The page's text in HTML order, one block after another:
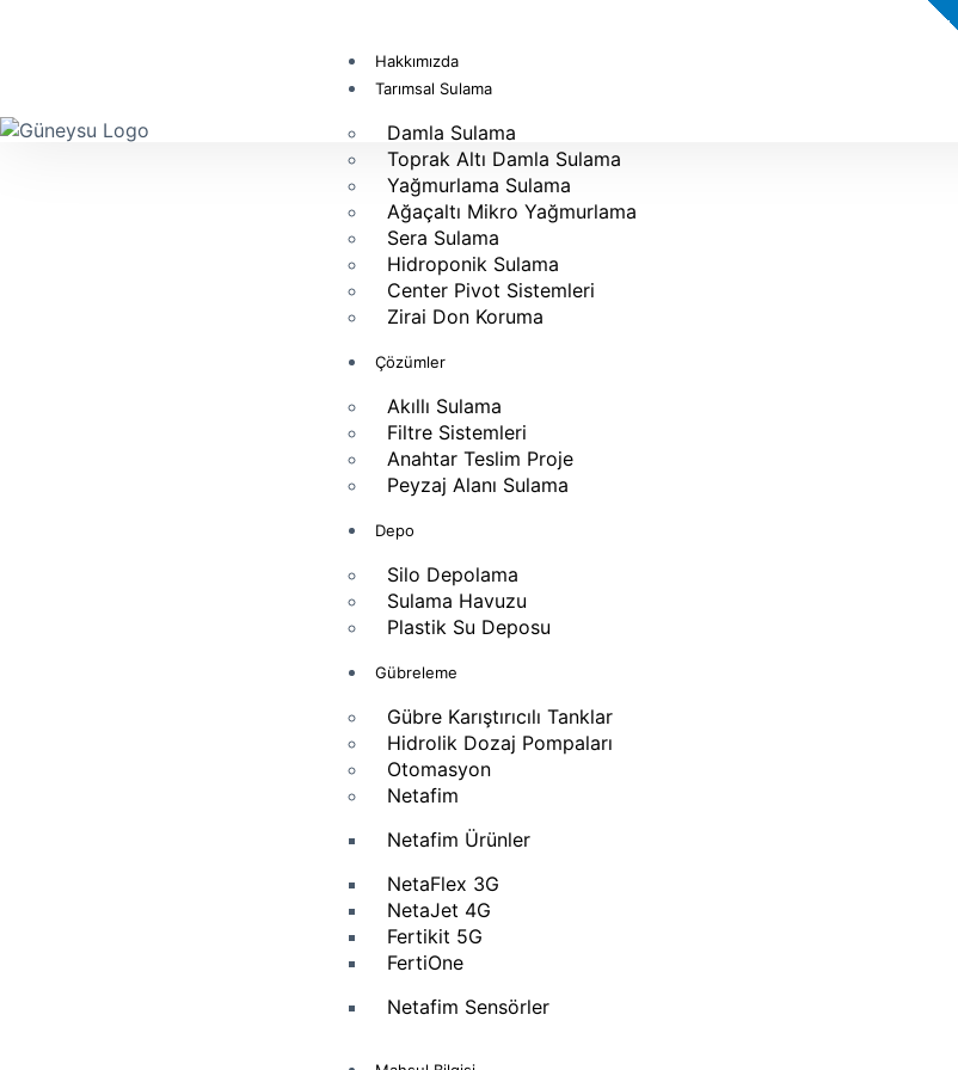
Hakkımızda
Tarımsal Sulama
Damla Sulama
Toprak Altı Damla Sulama
Yağmurlama Sulama
Ağaçaltı Mikro Yağmurlama
Sera Sulama
Hidroponik Sulama
Center Pivot Sistemleri
Zirai Don Koruma
Çözümler
Akıllı Sulama
Filtre Sistemleri
Anahtar Teslim Proje
Peyzaj Alanı Sulama
Depo
Silo Depolama
Sulama Havuzu
Plastik Su Deposu
Gübreleme
Gübre Karıştırıcılı Tanklar
Hidrolik Dozaj Pompaları
Otomasyon
Netafim
Netafim Ürünler
NetaFlex 3G
NetaJet 4G
Fertikit 5G
FertiOne
Netafim Sensörler